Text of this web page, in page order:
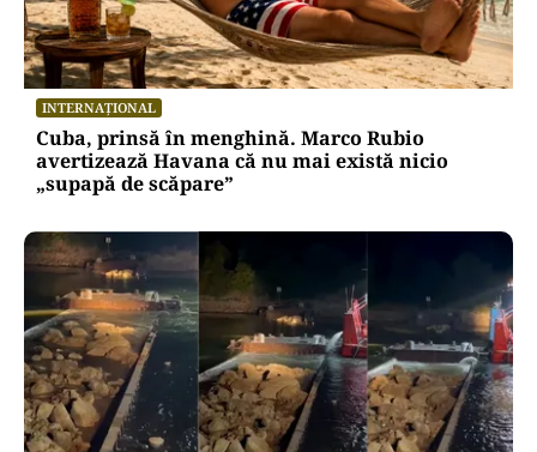
INTERNAȚIONAL
Cuba, prinsă în menghină. Marco Rubio
avertizează Havana că nu mai există nicio
„supapă de scăpare”